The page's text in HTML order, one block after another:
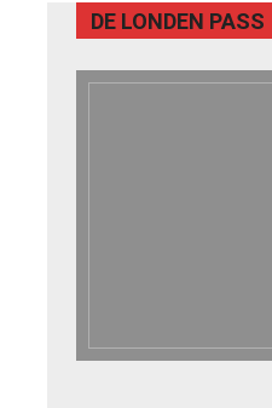
DE LONDEN PASS